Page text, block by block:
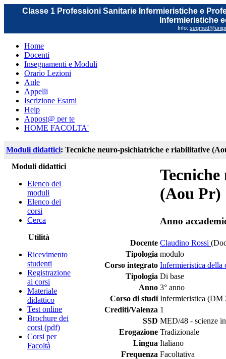
Classe 1 Professioni Sanitarie Infermieristiche e
Infermieristiche
Info:
Home
Docenti
Insegnamenti e Moduli
Orario Lezioni
Aule
Appelli
Iscrizione Esami
Help
Appost@ per te
HOME FACOLTA'
Moduli didattici: Tecniche neuro-psichiatriche e riabilitative
Moduli didattici
Elenco dei
moduli
Elenco dei
corsi
Cerca
Utilità
Ricevimento
studenti
Registrazione
ai corsi
Materiale
didattico
Test online
Brochure dei
corsi (pdf)
Corsi per
Facoltà
(Aou Pr)
Anno
Docente Claudino Rossi
Tipologia modulo
Corso integrato Infermieristica della
Tipologia Di base
Anno 3° anno
Corso di studi Infermieristica (DM
Crediti/Valenza 1
SSD MED/48 - scienze
Erogazione Tradizionale
Lingua Italiano
Frequenza Facoltativa